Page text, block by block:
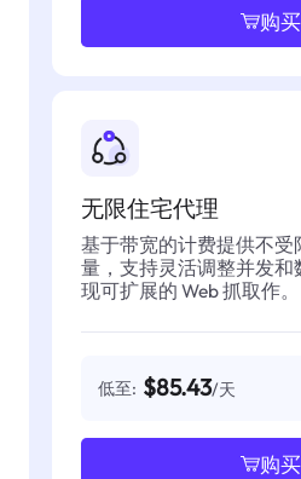
购买
无限住宅代理
基于带宽的计费提供不受
量，支持灵活调整并发
现可扩展的 Web 抓取作。
低至: $85.43/天
购买